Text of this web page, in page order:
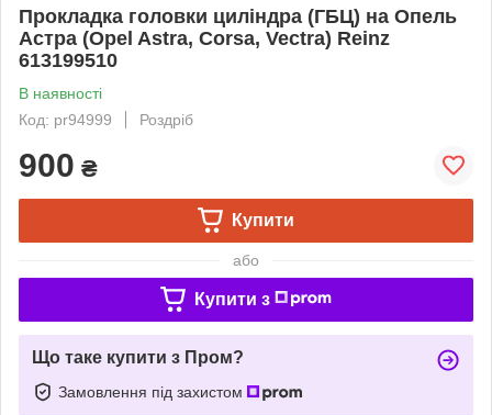
Прокладка головки циліндра (ГБЦ) на Опель
Астра (Opel Astra, Corsa, Vectra) Reinz
613199510
В наявності
Код: pr94999
Роздріб
900 ₴
Купити
або
Купити з
Що таке купити з Пром?
Замовлення під захистом